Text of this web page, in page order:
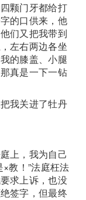
颗门牙都给打
的口供来，他
们又把我带到
左右两边各坐
的膝盖、小腿
真是一下一钻
我关进了牡丹
上，我为自己
教！”法庭枉法
求上诉，也没
签字，但最终